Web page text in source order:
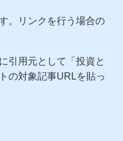
。リンクを行う場合の
引用元として「投資と
の対象記事URLを貼っ